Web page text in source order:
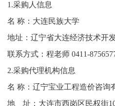
1.采购人信息
名 称：大连民族大学
地址：辽宁省大连经济技术开
联系方式：程老师 0411-
2.采购代理机构信息
名 称：辽宁宝业工程造价咨询
地 址：大连市西岗区民权街